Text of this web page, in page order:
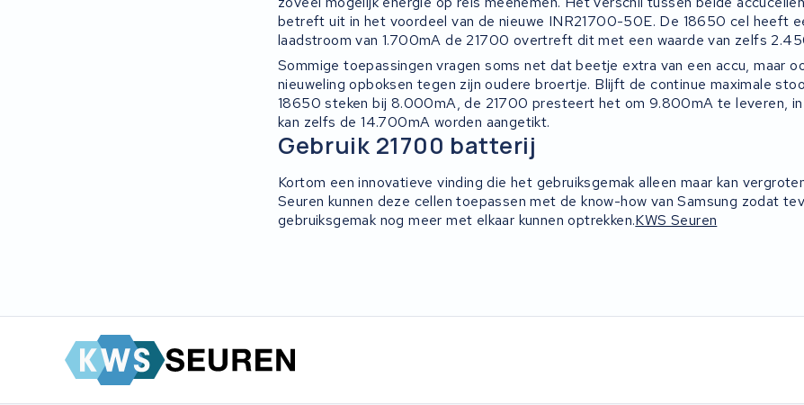
betreft uit in het voordeel van de nieuwe INR21700-50E. De 18650 cel heeft
laadstroom van 1.700mA de 21700 overtreft dit met een waarde van zelfs
Sommige toepassingen vragen soms net dat beetje extra van een accu, maar
nieuweling opboksen tegen zijn oudere broertje. Blijft de continue maximale
18650 steken bij 8.000mA, de 21700 presteert het om 9.800mA te leveren, in
kan zelfs de 14.700mA worden aangetikt.
Gebruik 21700 batterij
Kortom een innovatieve vinding die het gebruiksgemak alleen maar kan
Seuren kunnen deze cellen toepassen met de know-how van Samsung zodat
gebruiksgemak nog meer met elkaar kunnen optrekken.KWS Seuren